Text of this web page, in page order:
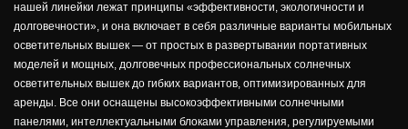
нашей линейки лежат принципы «эффективности, экологичности и
долговечности», и она включает в себя различные варианты мобильных
осветительных вышек — от простых в развертывании портативных
моделей и мощных, долговечных профессиональных солнечных
осветительных вышек до гибких вариантов, оптимизированных для
аренды. Все они оснащены высокоэффективными солнечными
панелями, интеллектуальными блоками управления, регулируемыми